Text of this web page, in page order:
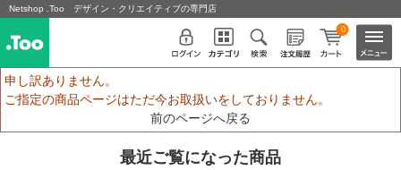
Netshop .Too デザイン・クリエイティブの専門店
0
申し訳ありません。
ご指定の商品ページはただ今お取扱いをしておりません。
前のページへ戻る
最近ご覧になった商品